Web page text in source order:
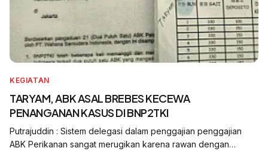
KEGIATAN
TARYAM, ABK ASAL BREBES KECEWA
PENANGANAN KASUS DI BNP2TKI
Putrajuddin : Sistem delegasi dalam penggajian penggajian
ABK Perikanan sangat merugikan karena rawan dengan